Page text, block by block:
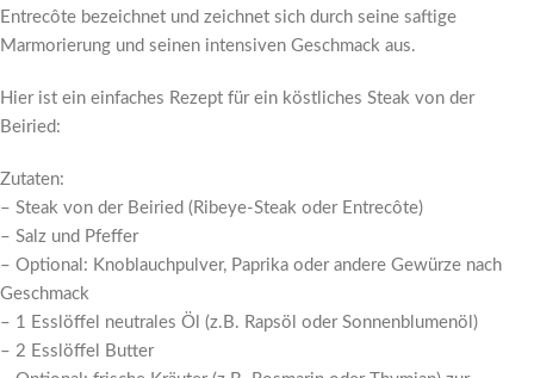
Entrecôte bezeichnet und zeichnet sich durch seine saftige
Marmorierung und seinen intensiven Geschmack aus.
Hier ist ein einfaches Rezept für ein köstliches Steak von der
Beiried:
Zutaten:
– Steak von der Beiried (Ribeye-Steak oder Entrecôte)
– Salz und Pfeffer
– Optional: Knoblauchpulver, Paprika oder andere Gewürze nach
Geschmack
– 1 Esslöffel neutrales Öl (z.B. Rapsöl oder Sonnenblumenöl)
– 2 Esslöffel Butter